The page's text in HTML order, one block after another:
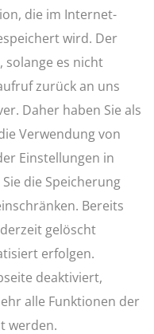
die im Internet-
wird. Der
solange es nicht
zurück an uns
Daher haben Sie als
Verwendung von
Einstellungen in
die Speicherung
Bereits
gelöscht
erfolgen.
deaktiviert,
alle Funktionen der
werden.